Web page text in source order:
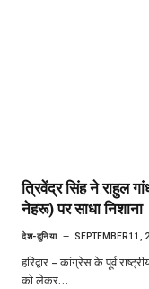
त्रिवेंद्र सिंह ने राहुल
नेहरू) पर साधा निशाना
देश-दुनिया SEPTEMBER 11,
हरिद्वार – कांग्रेस के पूर्व
को लेकर…